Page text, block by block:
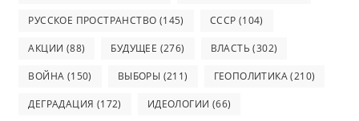
РУССКОЕ ПРОСТРАНСТВО (145) СССР (104)
АКЦИИ (88) БУДУЩЕЕ (276) ВЛАСТЬ (302)
ВОЙНА (150) ВЫБОРЫ (211) ГЕОПОЛИТИКА(210)
ДЕГРАДАЦИЯ (172) ИДЕОЛОГИИ (66)